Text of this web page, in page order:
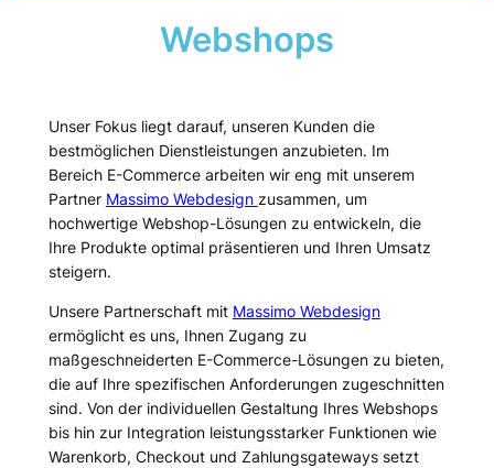
Webshops
Unser Fokus liegt darauf, unseren Kunden die
bestmöglichen Dienstleistungen anzubieten. Im
Bereich E-Commerce arbeiten wir eng mit unserem
Partner Massimo Webdesign zusammen, um
hochwertige Webshop-Lösungen zu entwickeln, die
Ihre Produkte optimal präsentieren und Ihren Umsatz
steigern.
Unsere Partnerschaft mit Massimo Webdesign
ermöglicht es uns, Ihnen Zugang zu
maßgeschneiderten E-Commerce-Lösungen zu bieten,
die auf Ihre spezifischen Anforderungen zugeschnitten
sind. Von der individuellen Gestaltung Ihres Webshops
bis hin zur Integration leistungsstarker Funktionen wie
Warenkorb, Checkout und Zahlungsgateways setzt